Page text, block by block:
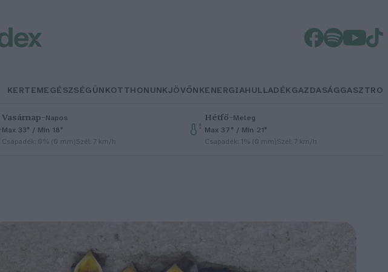
KERTEMEGÉSZSÉGÜNKOTTHONUNKJÖVŐNKENERGIAHULLADÉKGAZDASÁGGASZTRO
Vasárnap–Napos
Max 33° / Min 18°
Csapadék: 0% (0 mm)Szél: 7 km/h
Hétfő–Meleg
Max 37° / Min 21°
Csapadék: 1% (0 mm)Szél: 7 km/h